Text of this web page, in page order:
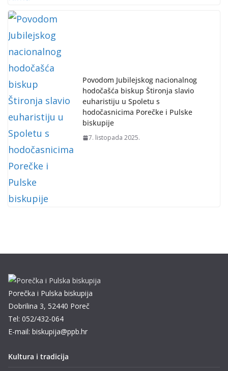
Povodom Jubilejskog nacionalnog
hodočašća biskup Štironja slavio
euharistiju u Spoletu s
hodočasnicima Porečke i Pulske
biskupije
7. listopada 2025.
Porečka i Pulska biskupija
Dobrilina 3, 52440 Poreč
Tel: 052/432-064
E-mail: biskupija@ppb.hr
Kultura i tradicija